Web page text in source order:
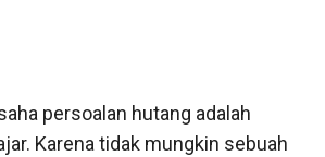
persoalan hutang adalah
Karena tidak mungkin sebuah